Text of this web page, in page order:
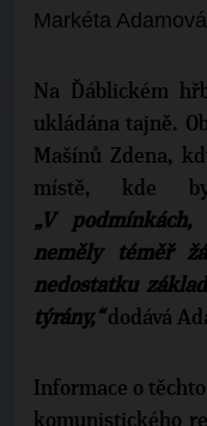
Markéta
Na Ďáblickém
ukládána tajně.
Mašínů Zdena,
místě, kde
„V
neměly téměř
nedostatku
týrány,“dodává
Informace o
komunistického